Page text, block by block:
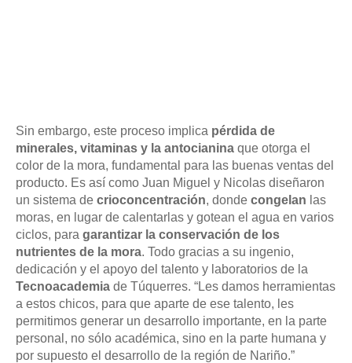
Sin embargo, este proceso implica pérdida de
minerales, vitaminas y la antocianina que otorga el
color de la mora, fundamental para las buenas ventas del
producto. Es así como Juan Miguel y Nicolas diseñaron
un sistema de crioconcentración, donde congelan las
moras, en lugar de calentarlas y gotean el agua en varios
ciclos, para garantizar la conservación de los
nutrientes de la mora. Todo gracias a su ingenio,
dedicación y el apoyo del talento y laboratorios de la
Tecnoacademia de Túquerres. “Les damos herramientas
a estos chicos, para que aparte de ese talento, les
permitimos generar un desarrollo importante, en la parte
personal, no sólo académica, sino en la parte humana y
por supuesto el desarrollo de la región de Nariño.”